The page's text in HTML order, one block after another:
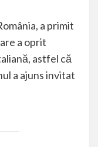
a primit
a oprit
astfel că
a ajuns invitat